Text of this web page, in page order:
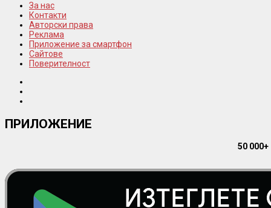
За нас
Контакти
Авторски права
Реклама
Приложение за смартфон
Сайтове
Поверителност
ПРИЛОЖЕНИЕ
50